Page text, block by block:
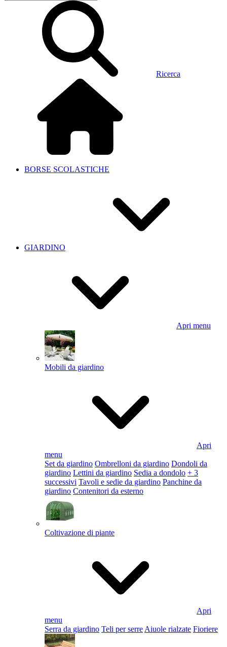
Ricerca
BORSE SCOLASTICHE
GIARDINO
Apri menu
Mobili da giardino
Apri
menu
Set da giardino Ombrelloni da giardino Dondoli da
giardino Lettini da giardino Sedia a dondolo + 3
successivi Tavoli e sedie da giardino Panchine da
giardino Contenitori da esterno
Coltivazione di piante
Apri
menu
Serra da giardino Teli per serre Aiuole rialzate Fioriere